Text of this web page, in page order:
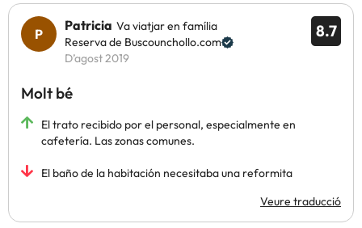
8.7
Patricia Va viatjar en família
Reserva de Buscounchollo.com
D’agost 2019
Molt bé
El trato recibido por el personal, especialmente en
cafetería. Las zonas comunes.
El baño de la habitación necesitaba una reformita
Veure traducció